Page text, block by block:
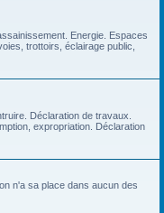
Energie. Espaces
trottoirs, éclairage public,
Déclaration de travaux.
expropriation. Déclaration
n'a sa place dans aucun des